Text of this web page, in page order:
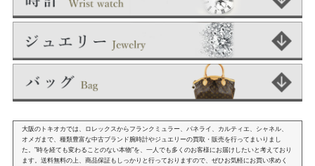
大阪のトキオカでは、ロレックスからフランクミュラー、パネライ、カルティエ、シャネル、
オメガまで、種類豊富な中古ブランド腕時計やジュエリーの買取・販売を行ってまいりまし
た。"時を経ても変わることのない本物"を、一人でも多くのお客様にお届けしたいと考えており
ます。送料無料の上、商品保証もしっかりと行っておりますので、ぜひお気軽にお買い求めく